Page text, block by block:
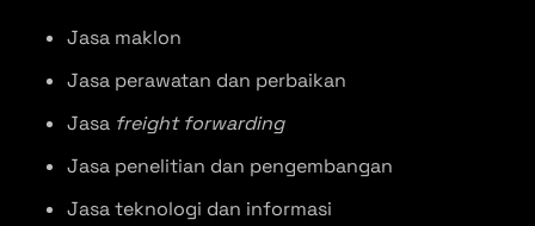
Jasa maklon
Jasa perawatan dan perbaikan
Jasa freight forwarding
Jasa penelitian dan pengembangan
Jasa teknologi dan informasi